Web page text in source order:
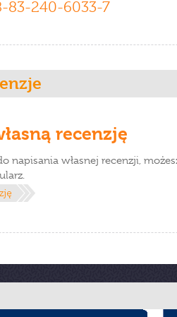
83-240-6033-7
recenzję
napisania własnej recenzji,